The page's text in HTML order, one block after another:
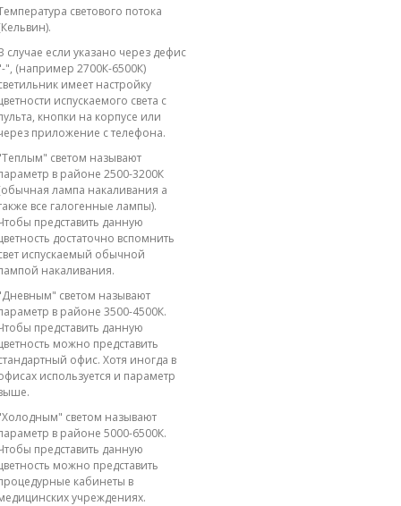
светового потока
случае если указано через дефис
", (например 2700К-6500К)
имеет настройку
испускаемого света с
кнопки на корпусе или
приложение с телефона.
светом называют
в районе 2500-3200К
лампа накаливания а
все галогенные лампы).
представить данную
достаточно вспомнить
испускаемый обычной
накаливания.
светом называют
в районе 3500-4500К.
представить данную
можно представить
офис. Хотя иногда в
используется и параметр
светом называют
в районе 5000-6500К.
представить данную
можно представить
кабинеты в
учреждениях.